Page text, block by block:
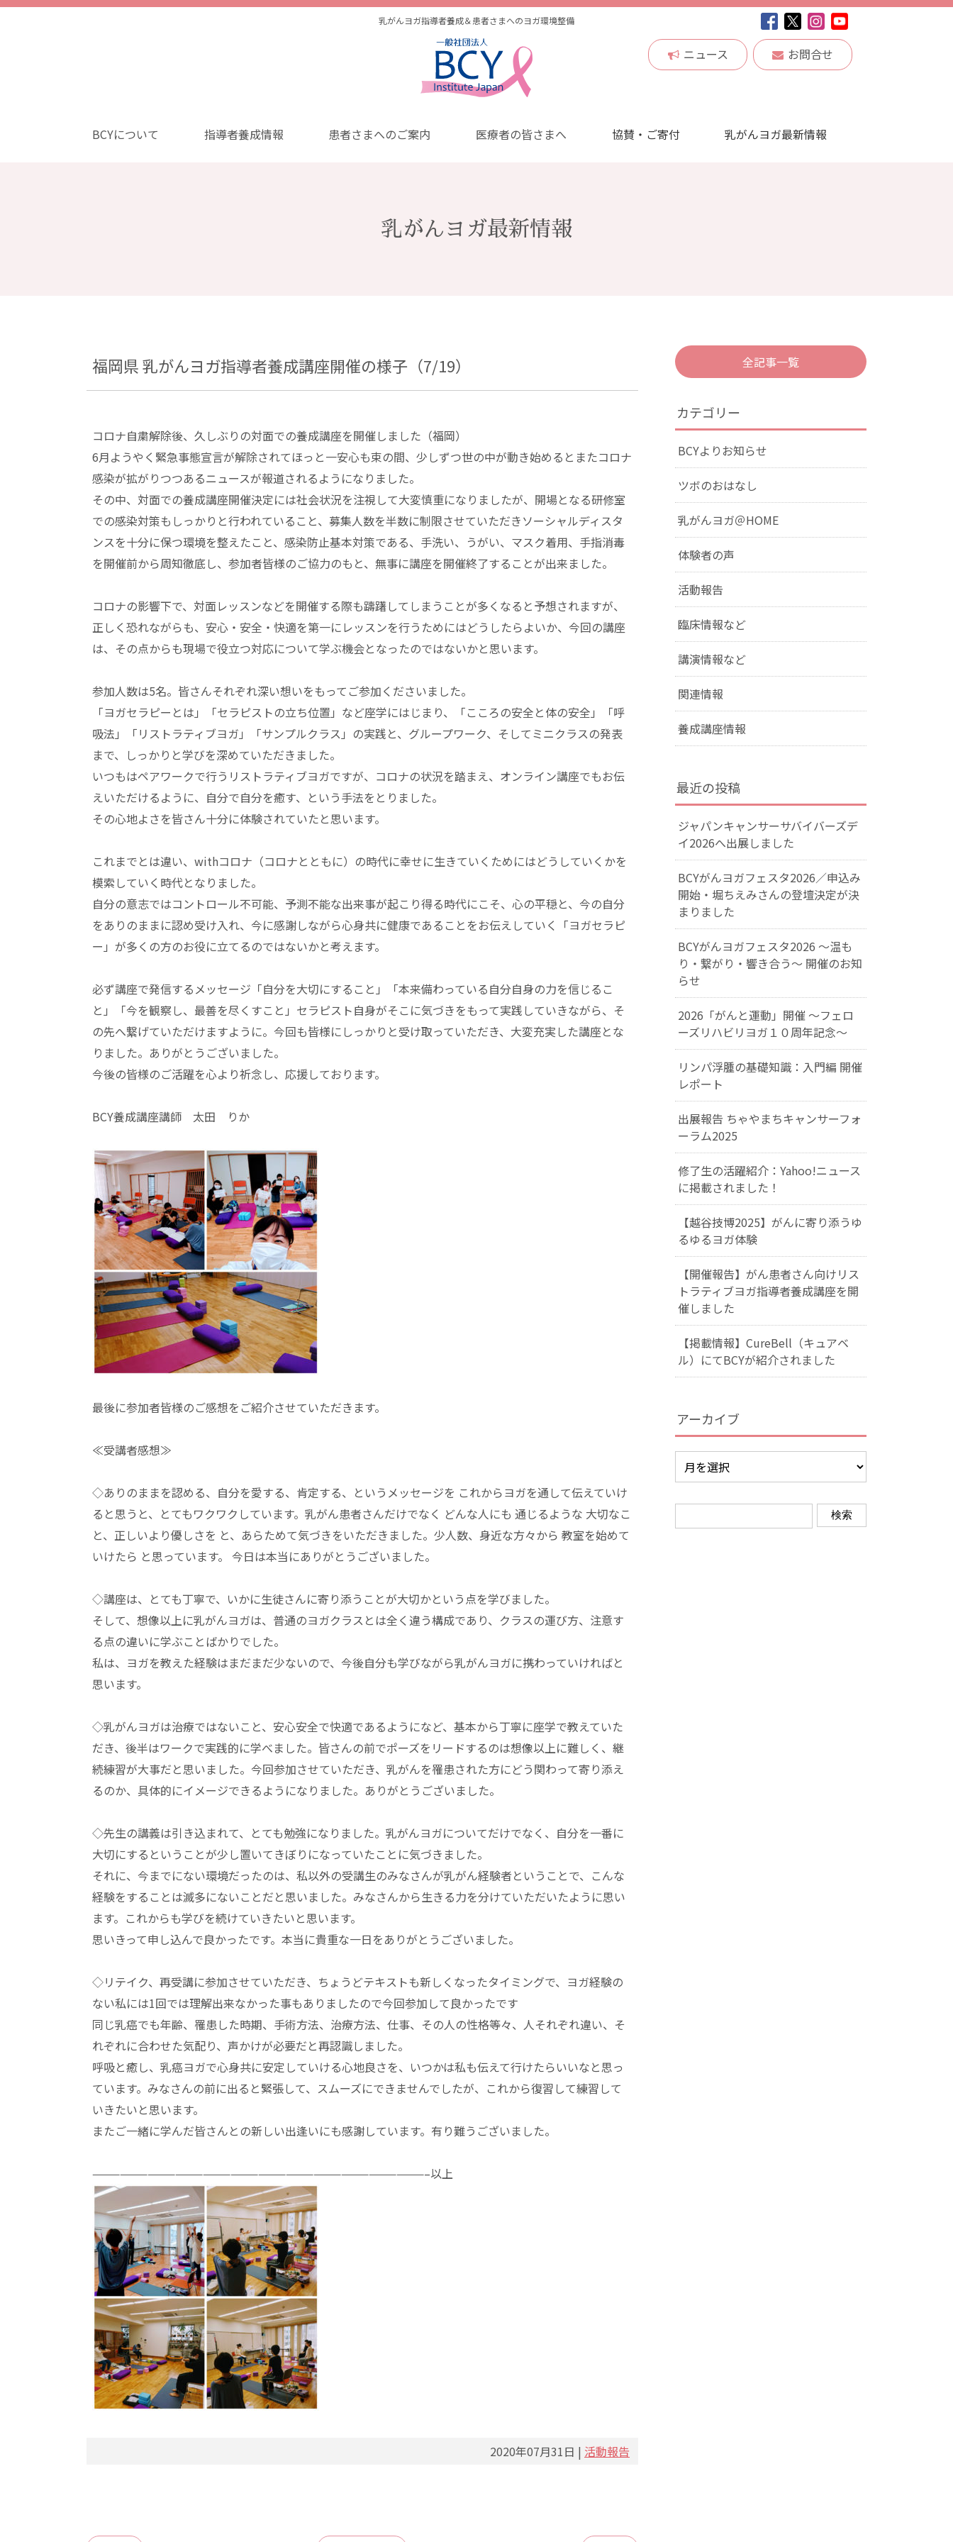
乳がんヨガ指導者養成＆患者さまへのヨガ環境整備
ニュース お問合せ
BCYについて 指導者養成情報 患者さまへのご案内 医療者の皆さまへ 協賛・ご寄付 乳がんヨガ最新情報
乳がんヨガ最新情報
福岡県 乳がんヨガ指導者養成講座開催の様子（7/19）
コロナ自粛解除後、久しぶりの対面での養成講座を開催しました（福岡）
6月ようやく緊急事態宣言が解除されてほっと一安心も束の間、少しずつ世の中が動き始めるとまたコロナ
感染が拡がりつつあるニュースが報道されるようになりました。
その中、対面での養成講座開催決定には社会状況を注視して大変慎重になりましたが、開場となる研修室
での感染対策もしっかりと行われていること、募集人数を半数に制限させていただきソーシャルディスタ
ンスを十分に保つ環境を整えたこと、感染防止基本対策である、手洗い、うがい、マスク着用、手指消毒
を開催前から周知徹底し、参加者皆様のご協力のもと、無事に講座を開催終了することが出来ました。
コロナの影響下で、対面レッスンなどを開催する際も躊躇してしまうことが多くなると予想されますが、
正しく恐れながらも、安心・安全・快適を第一にレッスンを行うためにはどうしたらよいか、今回の講座
は、その点からも現場で役立つ対応について学ぶ機会となったのではないかと思います。
参加人数は5名。皆さんそれぞれ深い想いをもってご参加くださいました。
「ヨガセラピーとは」「セラピストの立ち位置」など座学にはじまり、「こころの安全と体の安全」「呼
吸法」「リストラティブヨガ」「サンプルクラス」の実践と、グループワーク、そしてミニクラスの発表
まで、しっかりと学びを深めていただきました。
いつもはペアワークで行うリストラティブヨガですが、コロナの状況を踏まえ、オンライン講座でもお伝
えいただけるように、自分で自分を癒す、という手法をとりました。
その心地よさを皆さん十分に体験されていたと思います。
これまでとは違い、withコロナ（コロナとともに）の時代に幸せに生きていくためにはどうしていくかを
模索していく時代となりました。
自分の意志ではコントロール不可能、予測不能な出来事が起こり得る時代にこそ、心の平穏と、今の自分
をありのままに認め受け入れ、今に感謝しながら心身共に健康であることをお伝えしていく「ヨガセラピ
ー」が多くの方のお役に立てるのではないかと考えます。
必ず講座で発信するメッセージ「自分を大切にすること」「本来備わっている自分自身の力を信じるこ
と」「今を観察し、最善を尽くすこと」セラピスト自身がそこに気づきをもって実践していきながら、そ
の先へ繋げていただけますように。今回も皆様にしっかりと受け取っていただき、大変充実した講座とな
りました。ありがとうございました。
今後の皆様のご活躍を心より祈念し、応援しております。
BCY養成講座講師 太田 りか
最後に参加者皆様のご感想をご紹介させていただきます。
≪受講者感想≫
◇ありのままを認める、自分を愛する、肯定する、というメッセージを これからヨガを通して伝えていけ
ると思うと、とてもワクワクしています。乳がん患者さんだけでなく どんな人にも 通じるような 大切なこ
と、正しいより優しさを と、あらためて気づきをいただきました。少人数、身近な方々から 教室を始めて
いけたら と思っています。 今日は本当にありがとうございました。
◇講座は、とても丁寧で、いかに生徒さんに寄り添うことが大切かという点を学びました。
そして、想像以上に乳がんヨガは、普通のヨガクラスとは全く違う構成であり、クラスの運び方、注意す
る点の違いに学ぶことばかりでした。
私は、ヨガを教えた経験はまだまだ少ないので、今後自分も学びながら乳がんヨガに携わっていければと
思います。
◇乳がんヨガは治療ではないこと、安心安全で快適であるようになど、基本から丁寧に座学で教えていた
だき、後半はワークで実践的に学べました。皆さんの前でポーズをリードするのは想像以上に難しく、継
続練習が大事だと思いました。今回参加させていただき、乳がんを罹患された方にどう関わって寄り添え
るのか、具体的にイメージできるようになりました。ありがとうございました。
◇先生の講義は引き込まれて、とても勉強になりました。乳がんヨガについてだけでなく、自分を一番に
大切にするということが少し置いてきぼりになっていたことに気づきました。
それに、今までにない環境だったのは、私以外の受講生のみなさんが乳がん経験者ということで、こんな
経験をすることは滅多にないことだと思いました。みなさんから生きる力を分けていただいたように思い
ます。これからも学びを続けていきたいと思います。
思いきって申し込んで良かったです。本当に貴重な一日をありがとうございました。
◇リテイク、再受講に参加させていただき、ちょうどテキストも新しくなったタイミングで、ヨガ経験の
ない私には1回では理解出来なかった事もありましたので今回参加して良かったです
同じ乳癌でも年齢、罹患した時期、手術方法、治療方法、仕事、その人の性格等々、人それぞれ違い、そ
れぞれに合わせた気配り、声かけが必要だと再認識しました。
呼吸と癒し、乳癌ヨガで心身共に安定していける心地良さを、いつかは私も伝えて行けたらいいなと思っ
ています。みなさんの前に出ると緊張して、スムーズにできませんでしたが、これから復習して練習して
いきたいと思います。
またご一緒に学んだ皆さんとの新しい出逢いにも感謝しています。有り難うございました。
————————————————————————————————————–以上
2020年07月31日 | 活動報告
全記事一覧
カテゴリー
BCYよりお知らせ
ツボのおはなし
乳がんヨガ＠HOME
体験者の声
活動報告
臨床情報など
講演情報など
関連情報
養成講座情報
最近の投稿
ジャパンキャンサーサバイバーズデ
イ2026へ出展しました
BCYがんヨガフェスタ2026／申込み
開始・堀ちえみさんの登壇決定が決
まりました
BCYがんヨガフェスタ2026 ～温も
り・繋がり・響き合う～ 開催のお知
らせ
2026「がんと運動」開催 〜フェロ
ーズリハビリヨガ１０周年記念〜
リンパ浮腫の基礎知識：入門編 開催
レポート
出展報告 ちゃやまちキャンサーフォ
ーラム2025
修了生の活躍紹介：Yahoo!ニュース
に掲載されました！
【越谷技博2025】がんに寄り添うゆ
るゆるヨガ体験
【開催報告】がん患者さん向けリス
トラティブヨガ指導者養成講座を開
催しました
【掲載情報】CureBell（キュアベ
ル）にてBCYが紹介されました
アーカイブ